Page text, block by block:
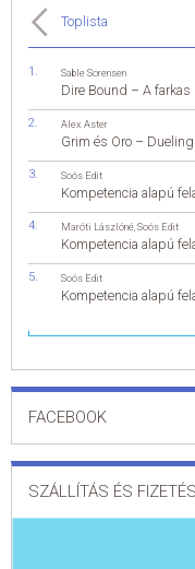
Toplista
Sable Sorensen
Dire Bound – A farkas
Alex Aster
Grim és Oro –
Soós Edit
Kompetencia alapú
Maróti Lászlóné Soós Edit
Kompetencia alapú
Soós Edit
Kompetencia alapú
FACEBOOK
SZÁLLÍTÁS ÉS FIZETÉS